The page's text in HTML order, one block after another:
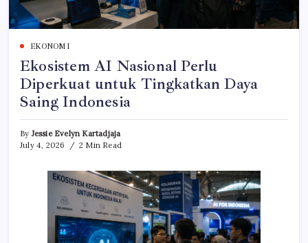
EKONOMI
Ekosistem AI Nasional Perlu
Diperkuat untuk Tingkatkan Daya
Saing Indonesia
By Jessie Evelyn Kartadjaja
July 4, 2026
2 Min Read